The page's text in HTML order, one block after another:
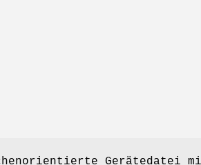
Gerätedatei